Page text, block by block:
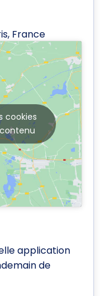
France
cookies
application
de